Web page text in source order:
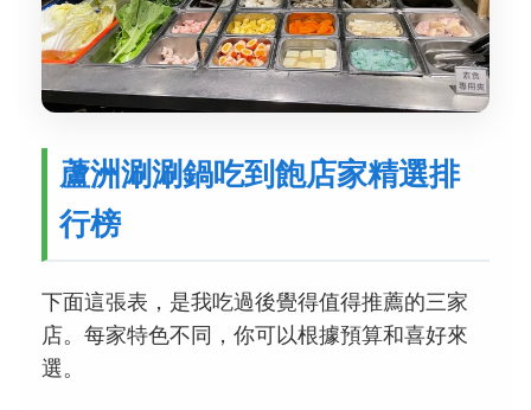
蘆洲涮涮鍋吃到飽店家精選排
行榜
下面這張表，是我吃過後覺得值得推薦的三家
店。每家特色不同，你可以根據預算和喜好來
選。